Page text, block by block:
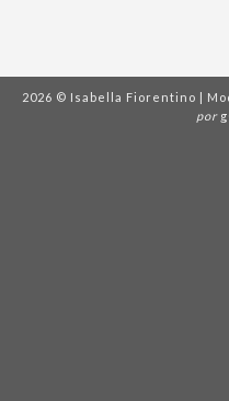
2026 © Isabella Fiorentino |
por